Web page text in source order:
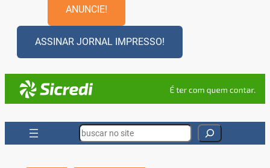
ANUNCIE!
ASSINAR JORNAL IMPRESSO!
Search